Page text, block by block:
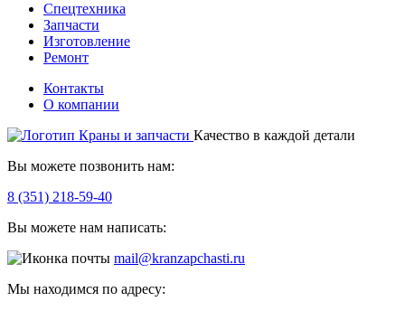
Спецтехника
Запчасти
Изготовление
Ремонт
Контакты
О компании
Качество в каждой детали
Вы можете позвонить нам:
8 (351) 218-59-40
Вы можете нам написать:
mail@kranzapchasti.ru
Мы находимся по адресу: